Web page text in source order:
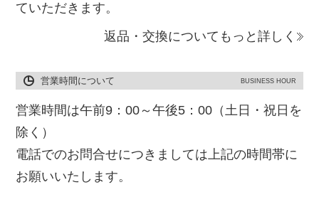
ていただきます。
返品・交換についてもっと詳しく
営業時間について BUSINESS HOUR
営業時間は午前9：00～午後5：00（土日・祝日を
除く）
電話でのお問合せにつきましては上記の時間帯に
お願いいたします。